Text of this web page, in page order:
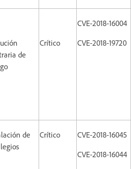
de
Crítico
CVE-2018-16004
CVE-2018-19720
de
Crítico
CVE-2018-16045
CVE-2018-16044